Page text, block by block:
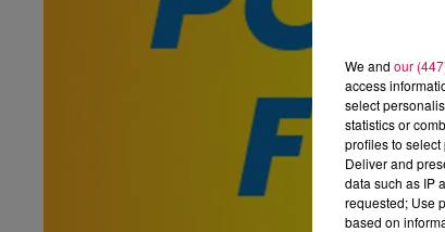
We and our
access
select
statistics or
profiles to
Deliver and
data such as IP
requested; Use
based on